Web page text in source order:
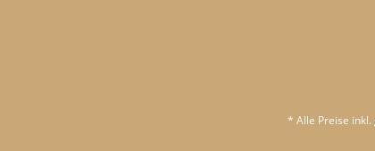
* Alle Preise